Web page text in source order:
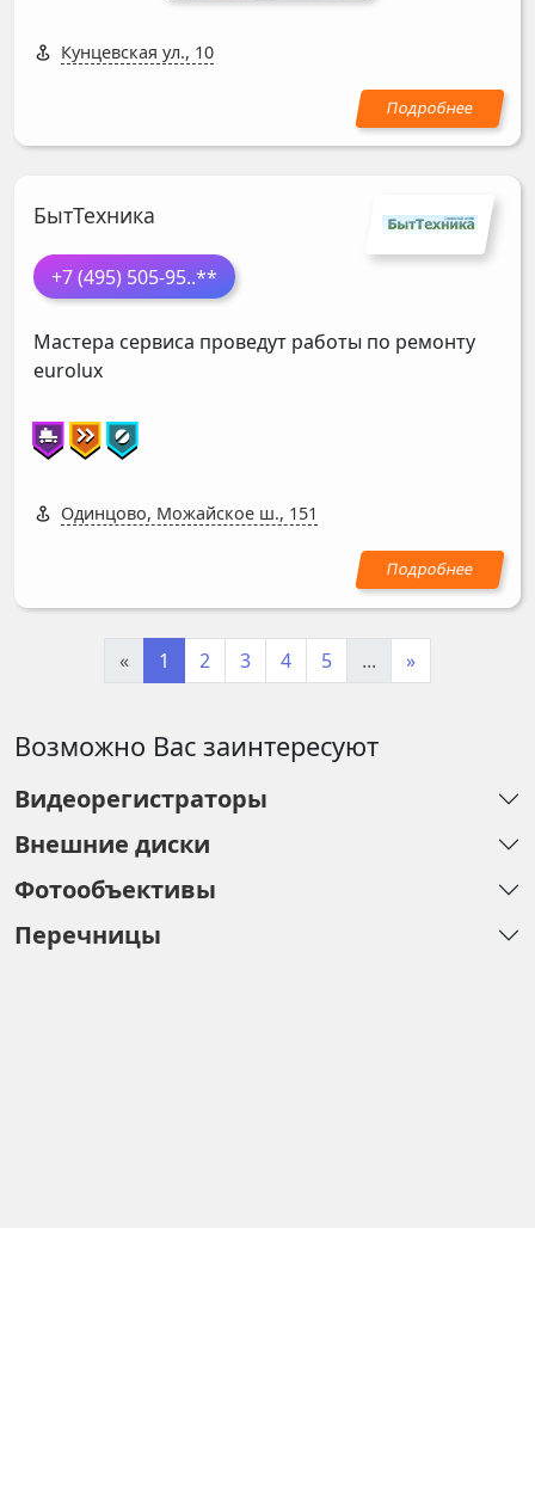
Кунцевская ул., 10
БытТехника
+7 (495) 505-95..**
Мастера сервиса проведут работы по ремонту
eurolux
Одинцово, Можайское ш., 151
« 1 2 3 4 5 ... »
Возможно Вас заинтересуют
Видеорегистраторы
Внешние диски
Фотообъективы
Перечницы